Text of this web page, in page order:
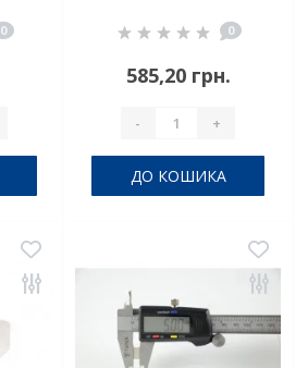
0 0
585,20 грн.
- +
ДО КОШИКА